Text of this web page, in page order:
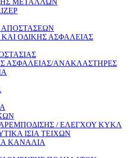
ΜΕΤΑΛΛΩΝ
ΟΔΙΚΗΣ ΑΣΦΑΛΕΙΑΣ
ΑΣΦΑΛΕΙΑΣ/ΑΝΑΚΛΑΣΤΗΡΕΣ
/ ΕΛΕΓΧΟΥ ΚΥΚΛ
ΙΣΙΑ ΤΕΙΧΩΝ
ΚΑΝΑΛΙΑ